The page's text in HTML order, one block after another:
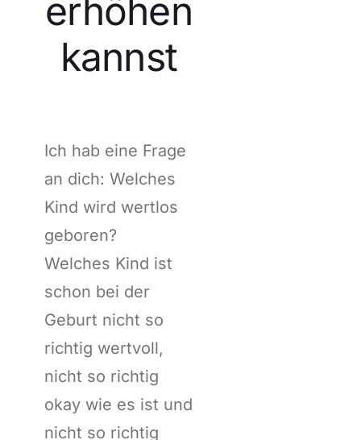
erhöhen
kannst
Ich hab eine Frage
an dich: Welches
Kind wird wertlos
geboren?
Welches Kind ist
schon bei der
Geburt nicht so
richtig wertvoll,
nicht so richtig
okay wie es ist und
nicht so richtig